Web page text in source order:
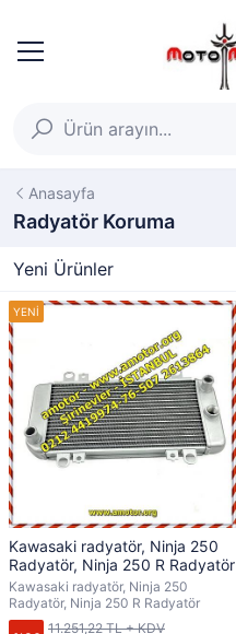
Anasayfa
Radyatör Koruma
Yeni Ürünler
Kawasaki radyatör, Ninja 250
Radyatör, Ninja 250 R Radyatör
Kawasaki radyatör, Ninja 250
Radyatör, Ninja 250 R Radyatör
11.251,22 TL + KDV